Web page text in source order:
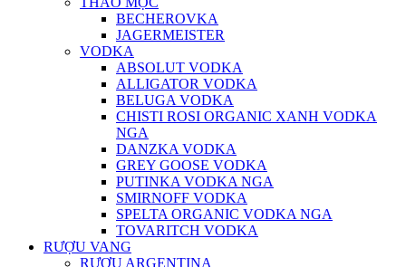
BECHEROVKA
JAGERMEISTER
VODKA
ABSOLUT VODKA
ALLIGATOR VODKA
BELUGA VODKA
CHISTI ROSI ORGANIC XANH VODKA
NGA
DANZKA VODKA
GREY GOOSE VODKA
PUTINKA VODKA NGA
SMIRNOFF VODKA
SPELTA ORGANIC VODKA NGA
TOVARITCH VODKA
RƯỢU VANG
RƯỢU ARGENTINA